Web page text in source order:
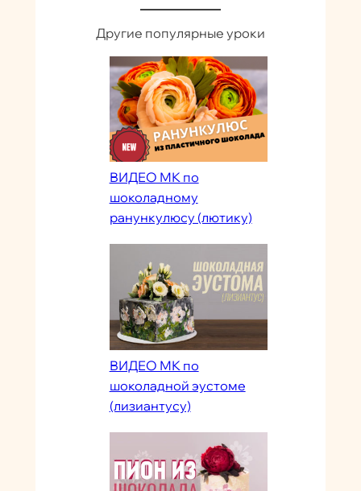
Другие популярные уроки
ВИДЕО МК по
шоколадному
ранункулюсу (лютику)
ВИДЕО МК по
шоколадной эустоме
(лизиантусу)